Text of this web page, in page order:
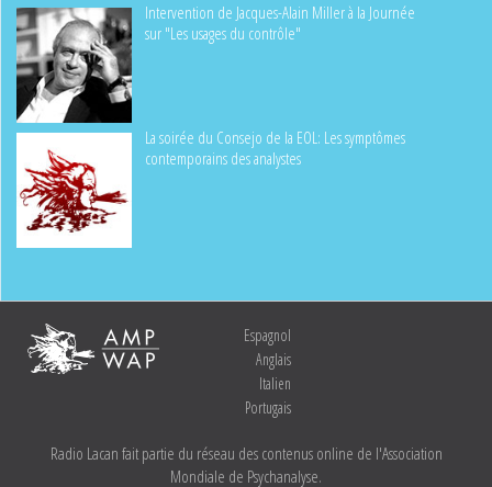
Intervention de Jacques-Alain Miller à la Journée
sur "Les usages du contrôle"
La soirée du Consejo de la EOL: Les symptômes
contemporains des analystes
Espagnol
Anglais
Italien
Portugais
Radio Lacan fait partie du réseau des contenus online de l'Association
Mondiale de Psychanalyse.